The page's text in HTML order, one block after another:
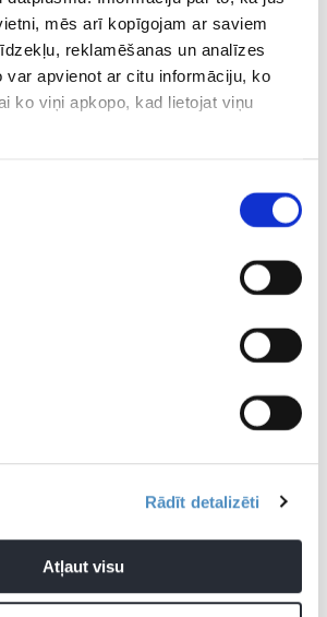
mēs arī kopīgojam ar saviem
reklamēšanas un analīzes
var apvienot ar citu informāciju, ko
ko viņi apkopo, kad lietojat viņu
Rādīt detalizēti
Atļaut visu
08.02.2026 13:44
Risks neatmaksājas – Vona piedzīvo
spēlēs debitē ar vietu ceturtajā
Titulētais kalnu slēpotājs Hiršers
04.01.2026 16:36